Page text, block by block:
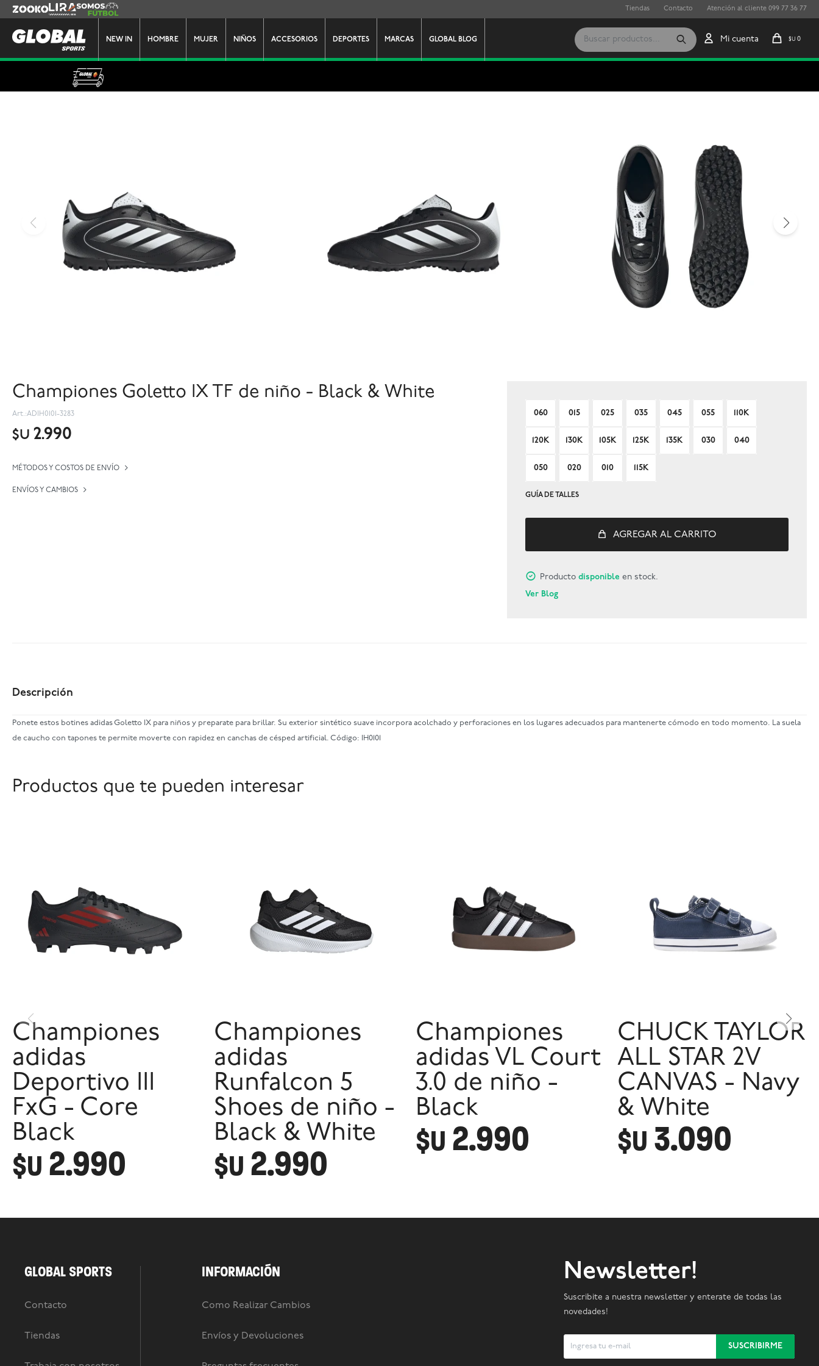
NEW IN HOMBRE MUJER NIÑOS ACCESORIOS DEPORTES MARCAS GLOBAL BLOG $U 0
Zooko Lira Somos Futbol Tiendas Contacto Atención al cliente 099 77 36 77
Championes Goletto IX TF de niño - Black & White
ADIH0101-3283
$U 2.990
MÉTODOS Y COSTOS DE ENVÍO
ENVÍOS Y CAMBIOS
060 015 025 035 045 055 110K
120K 130K 105K 125K 135K 030 040
050 020 010 115K
GUÍA DE TALLES
AGREGAR AL CARRITO
Productodisponible en stock.
Ver Blog
Descripción
Ponete estos botines adidas Goletto IX para niños y preparate para brillar. Su exterior sintético suave incorpora acolchado y perforaciones en los lugares adecuados para mantenerte cómodo en todo momento. La suela
de caucho con tapones te permite moverte con rapidez en canchas de césped artificial. Código: IH0101
Productos que te pueden interesar
Championes
adidas
Deportivo III
FxG - Core
Black
$U 2.990
Championes
adidas
Runfalcon 5
Shoes de niño -
Black & White
$U 2.990
Championes
adidas VL Court
3.0 de niño -
Black
$U 2.990
CHUCK TAYLOR
ALL STAR 2V
CANVAS - Navy
& White
$U 3.090
GLOBAL SPORTS
Contacto
Tiendas
INFORMACIÓN
Como Realizar Cambios
Envíos y Devoluciones
Newsletter!
Suscribite a nuestra newsletter y enterate de todas las
novedades!
SUSCRIBIRME